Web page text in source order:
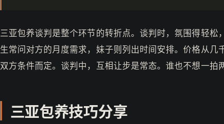
三亚包养谈判是整个环节的转折点。谈判时，氛围得轻松
生常问对方的月度需求，妹子则列出时间安排。价格从几
双方条件而定。谈判中，互相让步是常态。谁也不想一拍
三亚包养技巧分享